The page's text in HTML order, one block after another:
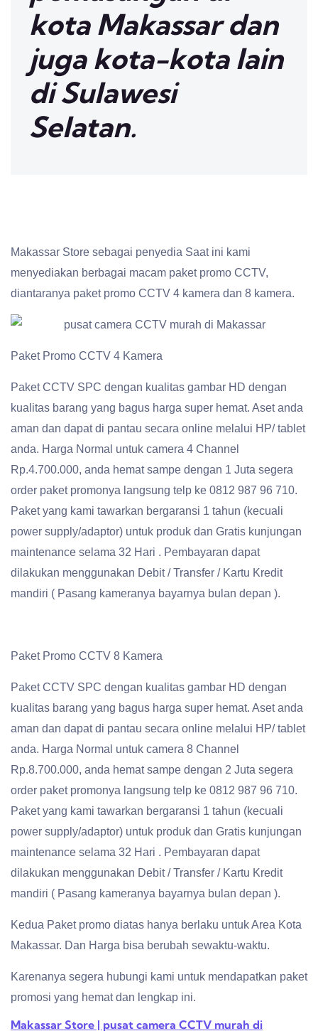
kota Makassar dan
juga kota-kota lain
di Sulawesi
Selatan.
Makassar Store sebagai penyedia Saat ini kami
menyediakan berbagai macam paket promo CCTV,
diantaranya paket promo CCTV 4 kamera dan 8 kamera.
Paket Promo CCTV 4 Kamera
Paket CCTV SPC dengan kualitas gambar HD dengan
kualitas barang yang bagus harga super hemat. Aset anda
aman dan dapat di pantau secara online melalui HP/ tablet
anda. Harga Normal untuk camera 4 Channel
Rp.4.700.000, anda hemat sampe dengan 1 Juta segera
order paket promonya langsung telp ke 0812 987 96 710.
Paket yang kami tawarkan bergaransi 1 tahun (kecuali
power supply/adaptor) untuk produk dan Gratis kunjungan
maintenance selama 32 Hari . Pembayaran dapat
dilakukan menggunakan Debit / Transfer / Kartu Kredit
mandiri ( Pasang kameranya bayarnya bulan depan ).
Paket Promo CCTV 8 Kamera
Paket CCTV SPC dengan kualitas gambar HD dengan
kualitas barang yang bagus harga super hemat. Aset anda
aman dan dapat di pantau secara online melalui HP/ tablet
anda. Harga Normal untuk camera 8 Channel
Rp.8.700.000, anda hemat sampe dengan 2 Juta segera
order paket promonya langsung telp ke 0812 987 96 710.
Paket yang kami tawarkan bergaransi 1 tahun (kecuali
power supply/adaptor) untuk produk dan Gratis kunjungan
maintenance selama 32 Hari . Pembayaran dapat
dilakukan menggunakan Debit / Transfer / Kartu Kredit
mandiri ( Pasang kameranya bayarnya bulan depan ).
Kedua Paket promo diatas hanya berlaku untuk Area Kota
Makassar. Dan Harga bisa berubah sewaktu-waktu.
Karenanya segera hubungi kami untuk mendapatkan paket
promosi yang hemat dan lengkap ini.
Makassar Store | pusat camera CCTV murah di